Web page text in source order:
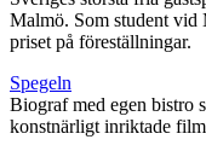
Malmö. Som student
priset på föreställningar.
Spegeln
Biograf med egen bistro
konstnärligt inriktade